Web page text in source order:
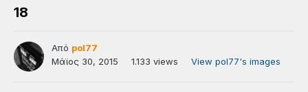
18
Από pol77
Μάϊος 30, 2015
1.133 views View pol77's images